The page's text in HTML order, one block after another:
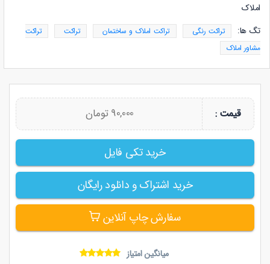
املاک
تگ ها:
تراکت رنگی تراکت املاک و ساختمان تراکت
تراکت
مشاور املاک
قیمت : 90,000 تومان
خرید تکی فایل
خرید اشتراک و دانلود رایگان
سفارش چاپ آنلاین
میانگین امتیاز